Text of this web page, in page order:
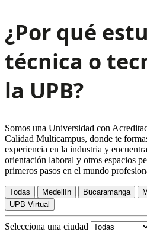
¿Por qué
técnica o
la UPB?
Somos una Universidad con
Calidad Multicampus, donde te
experiencia en la industria y
orientación laboral y otros espacios
primeros pasos en el mundo
Todas Medellín Bucaramanga
UPB Virtual
Selecciona una ciudad